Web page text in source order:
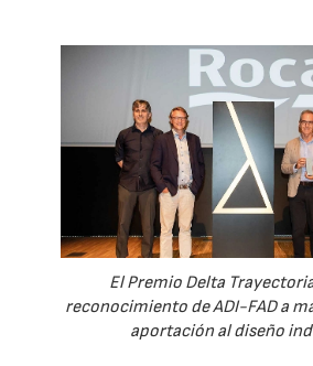
El Premio Delta
reconocimiento de ADI-FAD a
aportación al diseño